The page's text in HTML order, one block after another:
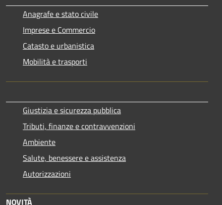
Anagrafe e stato civile
Imprese e Commercio
Catasto e urbanistica
Mobilità e trasporti
Giustizia e sicurezza pubblica
Tributi, finanze e contravvenzioni
Ambiente
Salute, benessere e assistenza
Autorizzazioni
NOVITÀ